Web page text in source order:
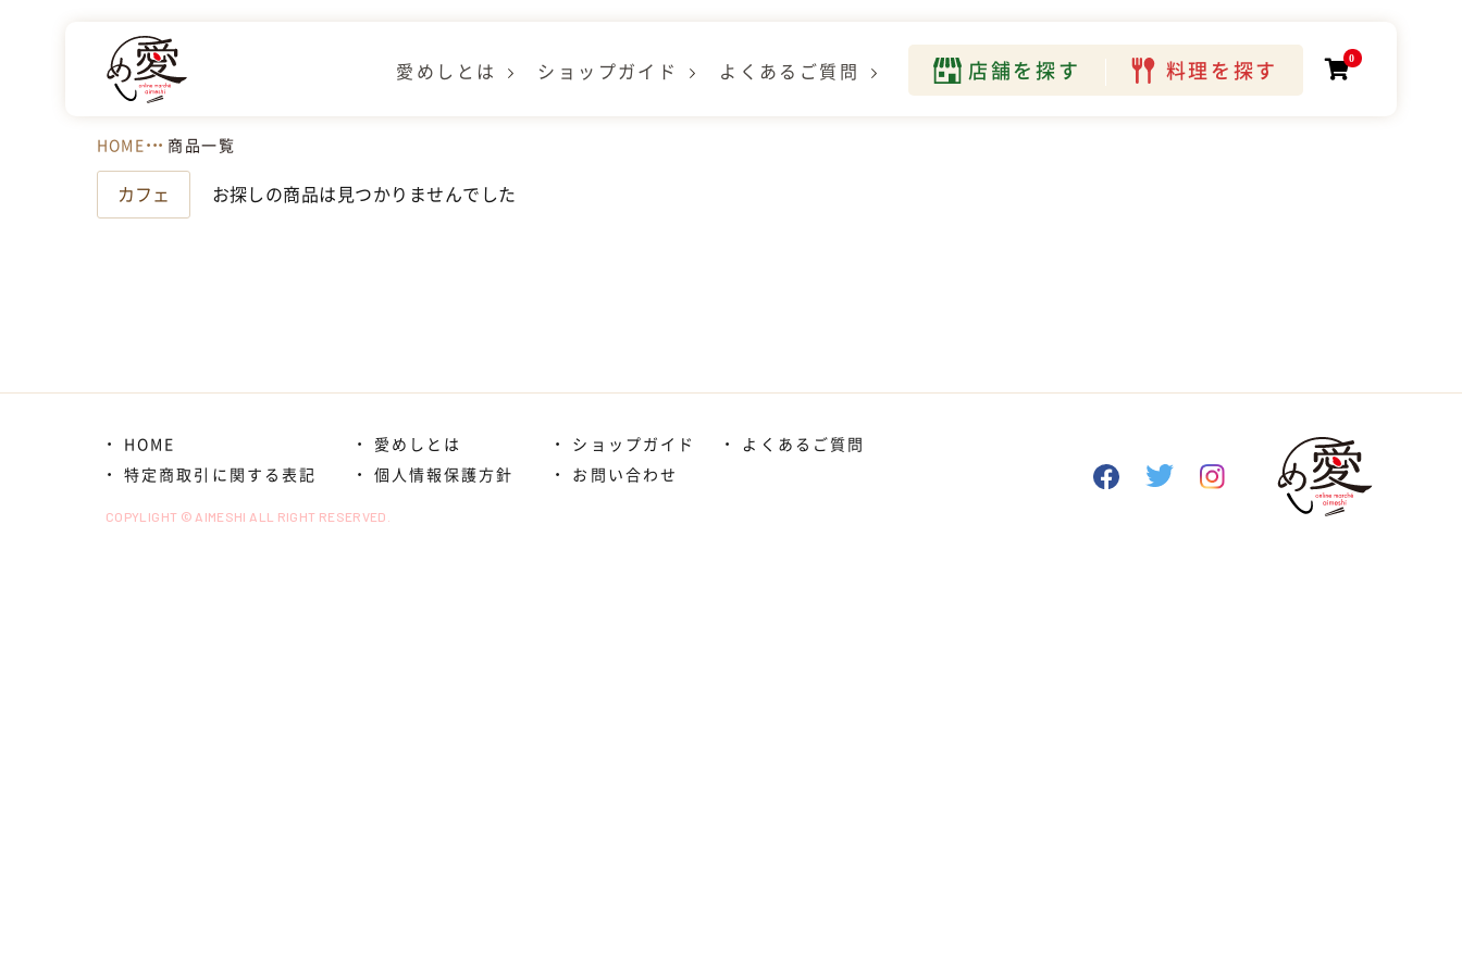
愛めしとは ショップガイド よくあるご質問 店舗を探す 料理を探す
0
HOME 商品一覧
カフェ お探しの商品は見つかりませんでした
HOME 愛めしとは ショップガイド
よくあるご質問
特定商取引に関する表記
個人情報保護方針 お問い合わせ
COPYLIGHT © AIMESHI ALL RIGHT RESERVED.